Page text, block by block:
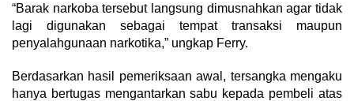
“Barak narkoba tersebut langsung dimusnahkan agar tidak
lagi digunakan sebagai tempat transaksi maupun
penyalahgunaan narkotika,” ungkap Ferry.
Berdasarkan hasil pemeriksaan awal, tersangka mengaku
hanya bertugas mengantarkan sabu kepada pembeli atas